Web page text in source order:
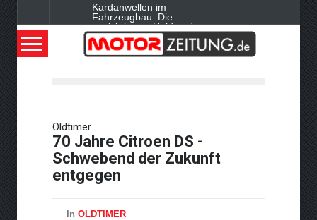
Kardanwellen im
Fahrzeugbau: Die
unsichtbaren Helden der
Kraftübertragung
der Turbolader-Technologie
Oldtimer
70 Jahre Citroen DS -
Schwebend der Zukunft
entgegen
In OLDTIMER